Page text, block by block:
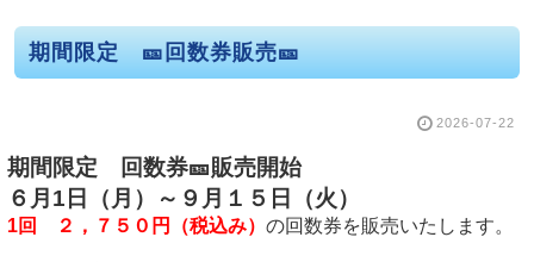
期間限定 🎫回数券販売🎫
2026-07-22
期間限定　回数券🎫販売開始
６月1日（月）～９月１５日（火）
1回　２，７５０円（税込み） の回数券を販売いたします。